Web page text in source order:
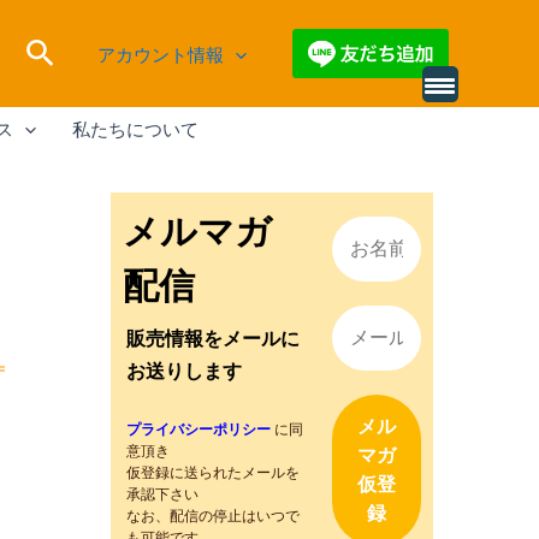
検
索
アカウント情報
私たちについて
メルマガ
配信
販売情報をメールに
お送りします
プライバシーポリシー に同
意頂き
仮登録に送られたメールを
承認下さい
なお、配信の停止はいつで
別
ー
を
読
み
込